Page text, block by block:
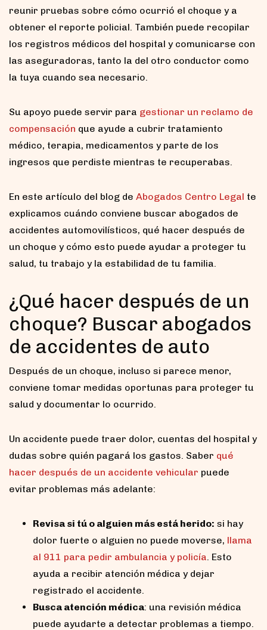
reunir pruebas sobre cómo ocurrió el choque y a
obtener el reporte policial. También puede recopilar
los registros médicos del hospital y comunicarse con
las aseguradoras, tanto la del otro conductor como
la tuya cuando sea necesario.
Su apoyo puede servir para gestionar un reclamo de
compensación que ayude a cubrir tratamiento
médico, terapia, medicamentos y parte de los
ingresos que perdiste mientras te recuperabas.
En este artículo del blog de Abogados Centro Legal te
explicamos cuándo conviene buscar abogados de
accidentes automovilísticos, qué hacer después de
un choque y cómo esto puede ayudar a proteger tu
salud, tu trabajo y la estabilidad de tu familia.
¿Qué hacer después de un
choque? Buscar abogados
de accidentes de auto
Después de un choque, incluso si parece menor,
conviene tomar medidas oportunas para proteger tu
salud y documentar lo ocurrido.
Un accidente puede traer dolor, cuentas del hospital y
dudas sobre quién pagará los gastos. Saber qué
hacer después de un accidente vehicular puede
evitar problemas más adelante:
Revisa si tú o alguien más está herido: si hay
dolor fuerte o alguien no puede moverse, llama
al 911 para pedir ambulancia y policía. Esto
ayuda a recibir atención médica y dejar
registrado el accidente.
Busca atención médica: una revisión médica
puede ayudarte a detectar problemas a tiempo.